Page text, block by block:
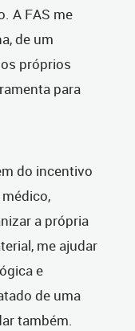
A FAS me
de um
próprios
para
do incentivo
a própria
me ajudar
e
de uma
também.